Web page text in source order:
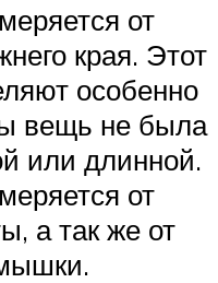
от
края. Этот
особенно
вещь не была
или длинной.
от
а так же от